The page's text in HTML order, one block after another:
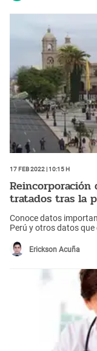
17 Feb 2022 | 10:15 h
Reincorporación
tratados tras la
Conoce datos
Perú y otros datos
Erickson Acuña